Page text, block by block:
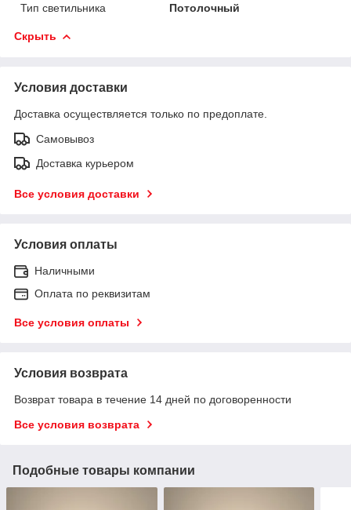
Тип светильника
Потолочный
Скрыть
Условия доставки
Доставка осуществляется только по предоплате.
Самовывоз
Доставка курьером
Все условия доставки
Условия оплаты
Наличными
Оплата по реквизитам
Все условия оплаты
Условия возврата
Возврат товара в течение 14 дней по договоренности
Все условия возврата
Подобные товары компании